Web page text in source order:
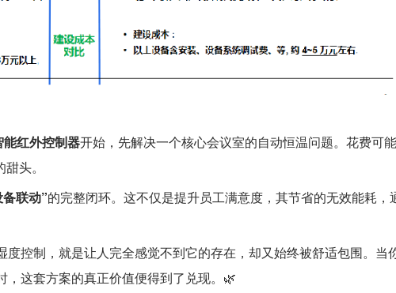
红外控制器开始，先解决一个核心会议室的自动恒温问题。花费可能
头。
联动”的完整闭环。这不仅是提升员工满意度，其节省的无效能耗，
控制，就是让人完全感觉不到它的存在，却又始终被舒适包围。当
这套方案的真正价值便得到了兑现。🌿